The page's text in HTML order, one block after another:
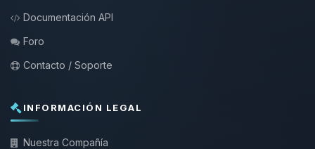
Documentación API
Foro
Contacto / Soporte
INFORMACIÓN LEGAL
Nuestra Compañía